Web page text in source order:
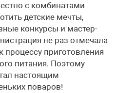
с комбинатами
детские мечты,
конкурсы и мастер-
не раз отмечала
процессу приготовления
питания. Поэтому
настоящим
поваров!